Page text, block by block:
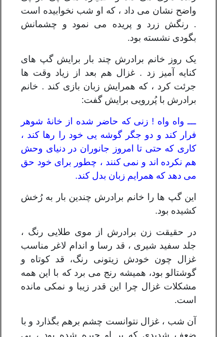
واضح نشان می داد ، که او شب نخوابیده است
. رنگش زرد و پریده می نمود و چشمانش
بگودی نشسته بود.
یک روز خانم برادرش چند بار برایش گپ های
کنایه آمیز زد . غزال هم بعد از زیاد وقت ها
جرئت کرد ، که همرایش زبان بازی کند . خانم
برادرش با پُررویی برایش گفت:
ـــ واه واه ! زنی که حاضر شده از خانۀ شوهر
فرار کند و دو جگر گوشه یی خود را رها کند ،
کاری که حتی تا امروز جانوران در دنیای وحش
هم نکرده اند و نمی کنند ، چطور برای خود حق
می دهد که همرایم زبان بدل کند.
این گپ ها را خانم برادرش چندین بار به رُخش
کشیده بود.
در حقیقت زن برادرش از موی طلایی رنگ ،
جلد سفید شیری ، قد رسا و اندام لاغر مناسب
غزال چون خودش زیتونی رنگ، قد کوتاه و
گوشتالو بود، همیشه رنج می برد که با این همه
مشکلات غزال چرا این قدر زیبا و نمکی مانده
است.
آن شب ، غزال نتوانست چشم برهم بگذارد و با
ضعف شدیدی که بر او چیره شده بود ، بی